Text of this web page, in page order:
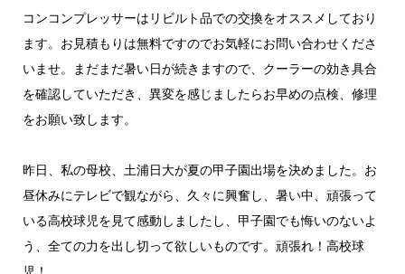
コンコンプレッサーはリビルト品での交換をオススメしており
ます。お見積もりは無料ですのでお気軽にお問い合わせくださ
いませ。まだまだ暑い日が続きますので、クーラーの効き具合
を確認していただき、異変を感じましたらお早めの点検、修理
をお願い致します。
昨日、私の母校、土浦日大が夏の甲子園出場を決めました。お
昼休みにテレビで観ながら、久々に興奮し、暑い中、頑張って
いる高校球児を見て感動しましたし、甲子園でも悔いのないよ
う、全ての力を出し切って欲しいものです。頑張れ！高校球